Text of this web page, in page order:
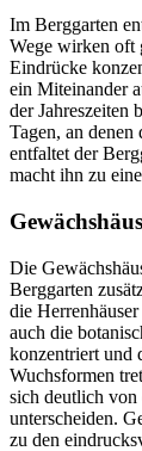
Im Berggarten
Wege wirken oft
Eindrücke
ein Miteinander
der Jahreszeiten
Tagen, an
entfaltet der
macht ihn zu
Die
Berggarten
die
auch die
konzentriert und
Wuchsformen
sich deutlich von
unterscheiden.
zu den